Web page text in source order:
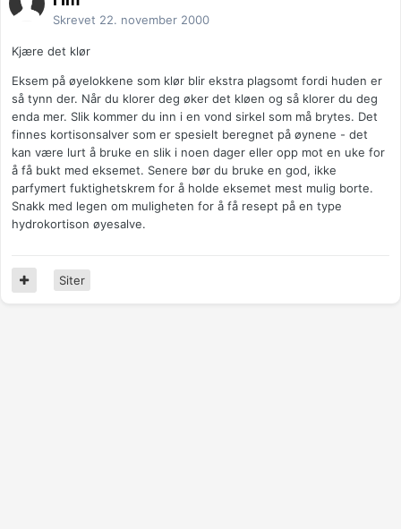
Skrevet 22. november 2000
Kjære det klør
Eksem på øyelokkene som klør blir ekstra plagsomt fordi huden er
så tynn der. Når du klorer deg øker det kløen og så klorer du deg
enda mer. Slik kommer du inn i en vond sirkel som må brytes. Det
finnes kortisonsalver som er spesielt beregnet på øynene - det
kan være lurt å bruke en slik i noen dager eller opp mot en uke for
å få bukt med eksemet. Senere bør du bruke en god, ikke
parfymert fuktighetskrem for å holde eksemet mest mulig borte.
Snakk med legen om muligheten for å få resept på en type
hydrokortison øyesalve.
Siter